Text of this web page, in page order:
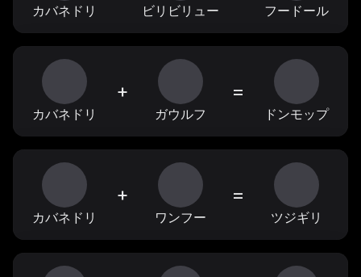
カバネドリ ビリビリュー フードール
カバネドリ
+
ガウルフ
=
ドンモップ
カバネドリ
+
ワンフー
=
ツジギリ